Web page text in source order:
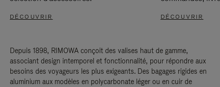
DÉCOUVRIR DÉCOUVRIR
Depuis 1898, RIMOWA conçoit des valises haut de gamme,
associant design intemporel et fonctionnalité, pour répondre aux
besoins des voyageurs les plus exigeants. Des bagages rigides en
aluminium aux modèles en polycarbonate léger ou en cuir de